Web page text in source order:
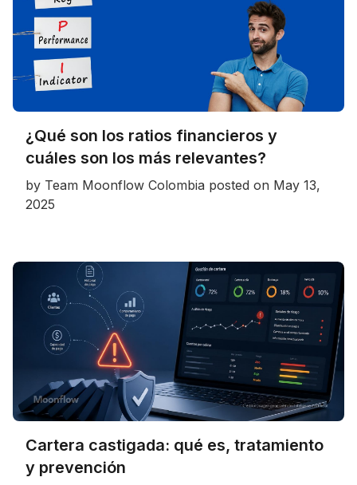
¿Qué son los ratios financieros y
cuáles son los más relevantes?
by Team Moonflow Colombia posted on May 13,
2025
Cartera castigada: qué es, tratamiento
y prevención